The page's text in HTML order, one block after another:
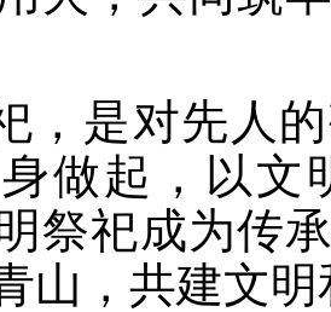
，是对先人
做起，以文
祭祀成为传
山，共建文